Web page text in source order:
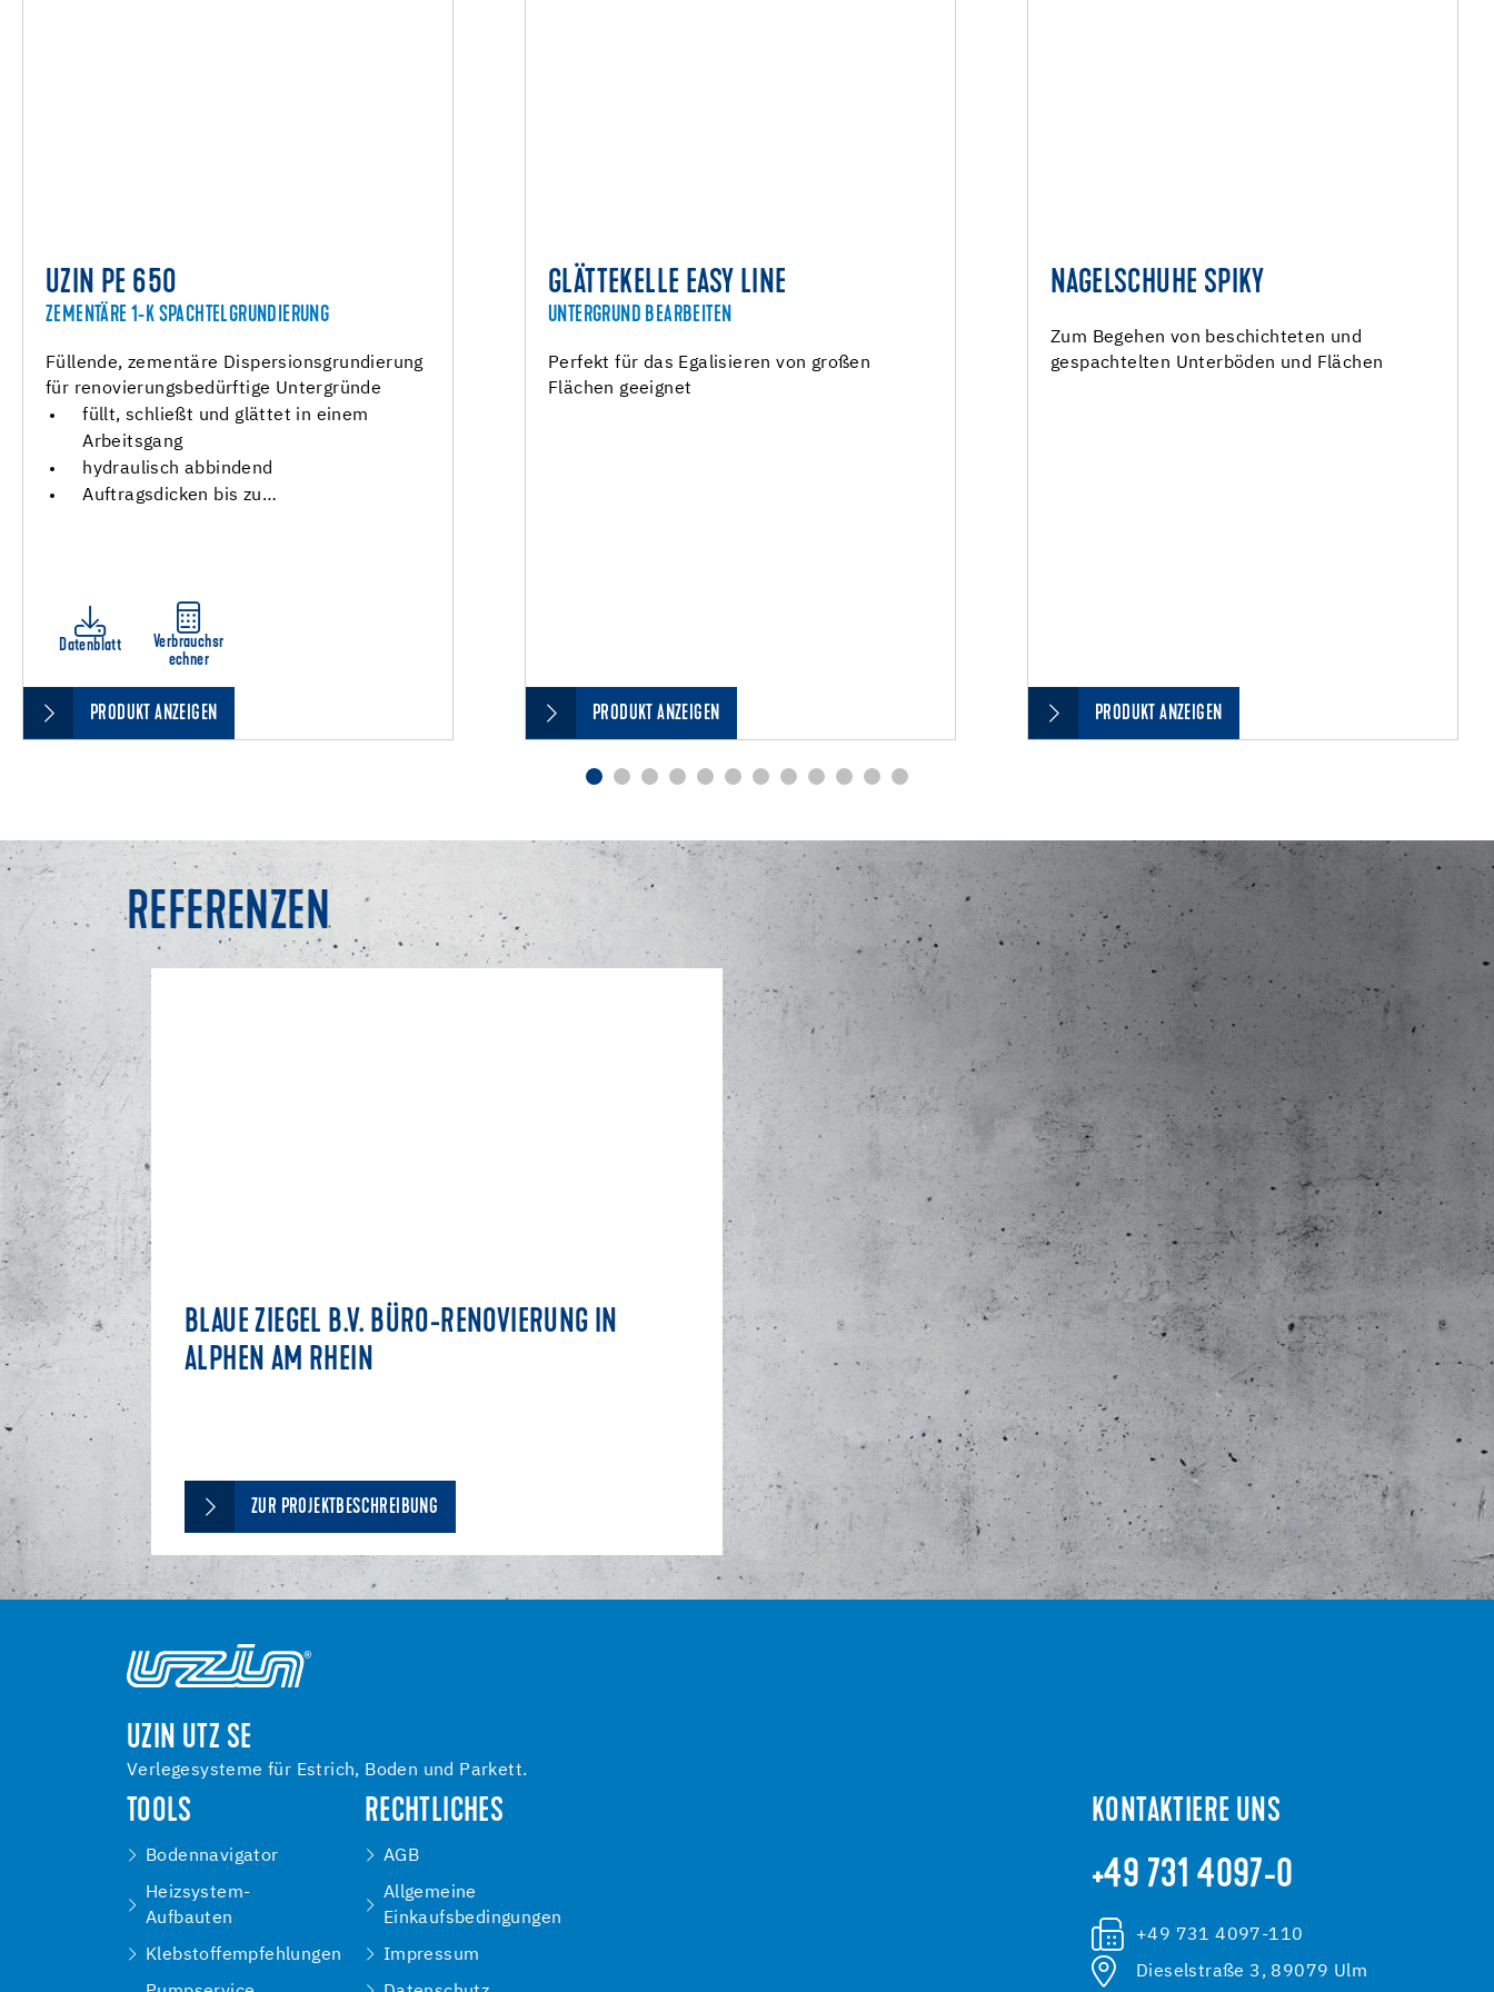
UZIN PE 650
ZEMENTÄRE 1-K SPACHTELGRUNDIERUNG
Füllende, zementäre Dispersionsgrundierung
für renovierungsbedürftige Untergründe
füllt, schließt und glättet in einem
Arbeitsgang
hydraulisch abbindend
Auftragsdicken bis zu…
Datenblatt
Verbrauchsr
echner
PRODUKT ANZEIGEN
GLÄTTEKELLE EASY LINE
UNTERGRUND BEARBEITEN
Perfekt für das Egalisieren von großen
Flächen geeignet
PRODUKT ANZEIGEN
NAGELSCHUHE SPIKY
Zum Begehen von beschichteten und
gespachtelten Unterböden und Flächen
PRODUKT ANZEIGEN
REFERENZEN
BLAUE ZIEGEL B.V. BÜRO-RENOVIERUNG IN
ALPHEN AM RHEIN
ZUR PROJEKTBESCHREIBUNG
UZIN UTZ SE
Verlegesysteme für Estrich, Boden und Parkett.
TOOLS
Bodennavigator
Heizsystem-
Aufbauten
Klebstoffempfehlungen
RECHTLICHES
AGB
Allgemeine
Einkaufsbedingungen
Impressum
KONTAKTIERE UNS
+49 731 4097-0
+49 731 4097-110
Dieselstraße 3, 89079 Ulm